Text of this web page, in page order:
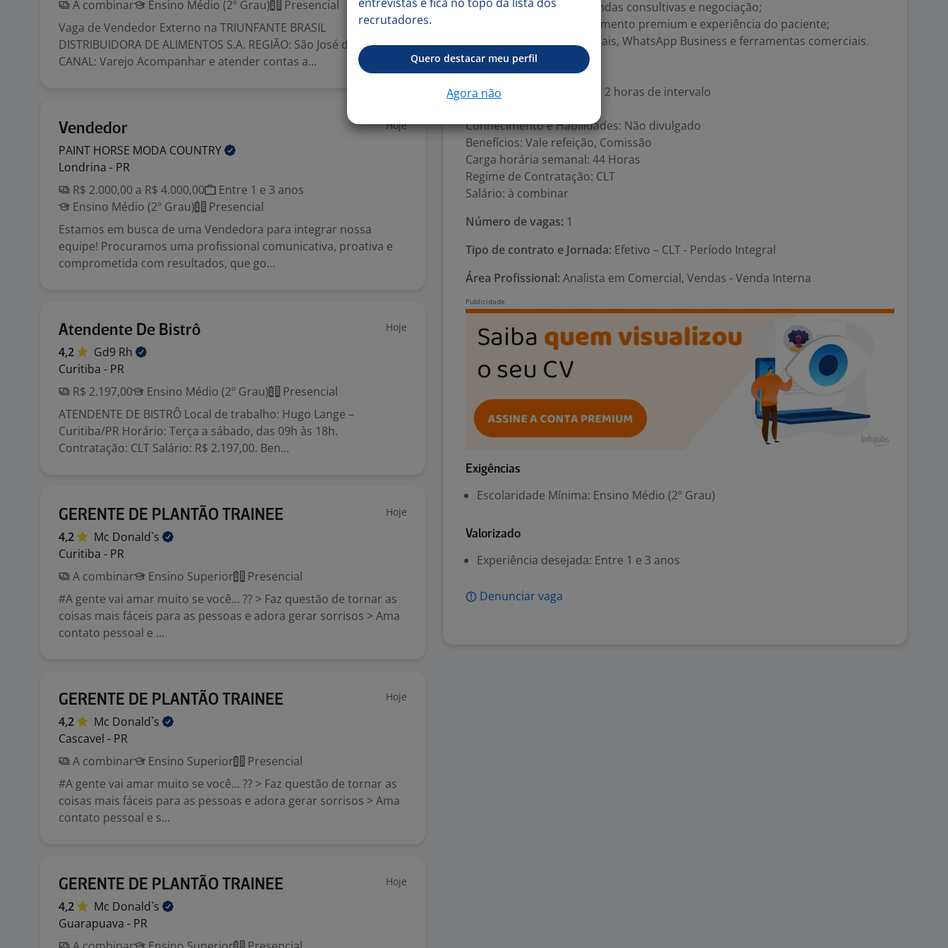
A combinar
Ensino Médio (2º Grau)
Presencial
Vaga de Vendedor Externo na TRIUNFANTE BRASIL
DISTRIBUIDORA DE ALIMENTOS S.A. REGIÃO: São José dos Pinhais
CANAL: Varejo Acompanhar e atender contas a...
Vendedor Hoje
PAINT HORSE MODA COUNTRY
Londrina - PR
R$ 2.000,00 a R$ 4.000,00
Entre 1 e 3 anos
Ensino Médio (2º Grau)
Presencial
Estamos em busca de uma Vendedora para integrar nossa
equipe! Procuramos uma profissional comunicativa, proativa e
comprometida com resultados, que go...
Atendente De Bistrô Hoje
4,2 Gd9 Rh
Curitiba - PR
R$ 2.197,00
Ensino Médio (2º Grau)
Presencial
ATENDENTE DE BISTRÔ Local de trabalho: Hugo Lange –
Curitiba/PR Horário: Terça a sábado, das 09h às 18h.
Contratação: CLT Salário: R$ 2.197,00. Ben...
GERENTE DE PLANTÃO TRAINEE Hoje
4,2 Mc Donald`s
Curitiba - PR
A combinar
Ensino Superior
Presencial
#A gente vai amar muito se você... ?? > Faz questão de tornar as
coisas mais fáceis para as pessoas e adora gerar sorrisos > Ama
contato pessoal e ...
GERENTE DE PLANTÃO TRAINEE Hoje
4,2 Mc Donald`s
Cascavel - PR
A combinar
Ensino Superior
Presencial
#A gente vai amar muito se você... ?? > Faz questão de tornar as
coisas mais fáceis para as pessoas e adora gerar sorrisos > Ama
contato pessoal e s...
GERENTE DE PLANTÃO TRAINEE Hoje
4,2 Mc Donald`s
Guarapuava - PR
Experiência com CRM, vendas consultivas e negociação;
Conhecimento em atendimento premium e experiência do paciente;
Facilidade com redes sociais, WhatsApp Business e ferramentas comerciais.
Horário de trabalho
Segunda à sexta: 8h/18h - 2 horas de intervalo
Conhecimento e Habilidades: Não divulgado
Benefícios: Vale refeição, Comissão
Carga horária semanal: 44 Horas
Regime de Contratação: CLT
Salário: à combinar
Número de vagas: 1
Tipo de contrato e Jornada: Efetivo – CLT - Período Integral
Área Profissional: Analista em Comercial, Vendas - Venda Interna
Exigências
Escolaridade Mínima: Ensino Médio (2º Grau)
Valorizado
Experiência desejada: Entre 1 e 3 anos
Denunciar vaga
recrutadores.
Quero destacar meu perfil
Agora não